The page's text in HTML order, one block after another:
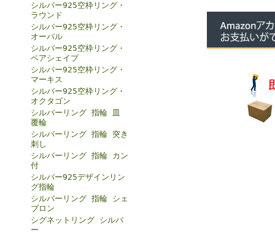
シルバー925空枠リング・
ラウンド
シルバー925空枠リング・
オーバル
シルバー925空枠リング・
ペアシェイプ
シルバー925空枠リング・
マーキス
シルバー925空枠リング・
オクタゴン
シルバーリング 指輪 皿
覆輪
シルバーリング 指輪 突き
刺し
シルバーリング 指輪 カン
付
シルバー925デザインリン
グ指輪
シルバーリング 指輪 シェ
ブロン
シグネットリング シルバ
ー